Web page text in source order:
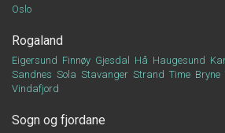
Oslo
Rogaland
Eigersund Finnøy Gjesdal Hå Haugesund
Sandnes Sola Stavanger Strand Time Bryne
Vindafjord
Sogn og fjordane